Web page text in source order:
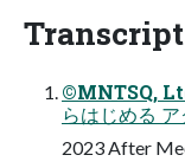
Transcript
©MNTSQ,
らはじめる
2023 After